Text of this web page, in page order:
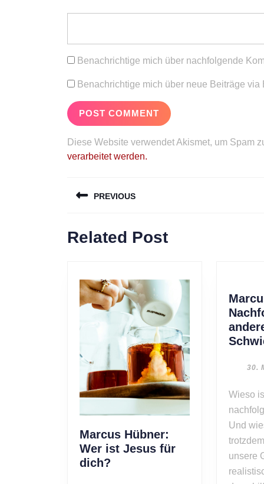
Benachrichtige mich über nachfolgende
Benachrichtige mich über neue Beiträge via
Diese Website verwendet Akismet, um Spam
verarbeitet werden.
PREVIOUS
post:
Related Post
Marcus Hübner:
Wer ist Jesus für
dich?
30.
Wieso ist Jesus
Und
unsere